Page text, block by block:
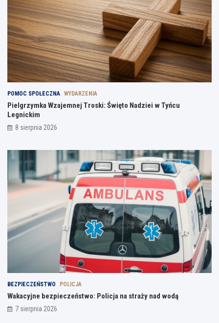
POMOC SPOŁECZNA WYDARZENIA
Pielgrzymka Wzajemnej Troski: Święto Nadziei w Tyńcu
Legnickim
8 sierpnia 2026
BEZPIECZEŃSTWO POLICJA
Wakacyjne bezpieczeństwo: Policja na straży nad wodą
7 sierpnia 2026